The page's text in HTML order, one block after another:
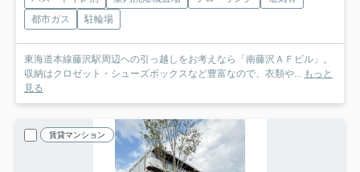
都市ガス
駐輪場
東海道本線藤沢駅周辺への引っ越しをお考えなら「南藤沢ＡＦビル」。
収納はクロゼット・シューズボックスなど豊富なので、衣類や... もっと
見る
賃貸マンション